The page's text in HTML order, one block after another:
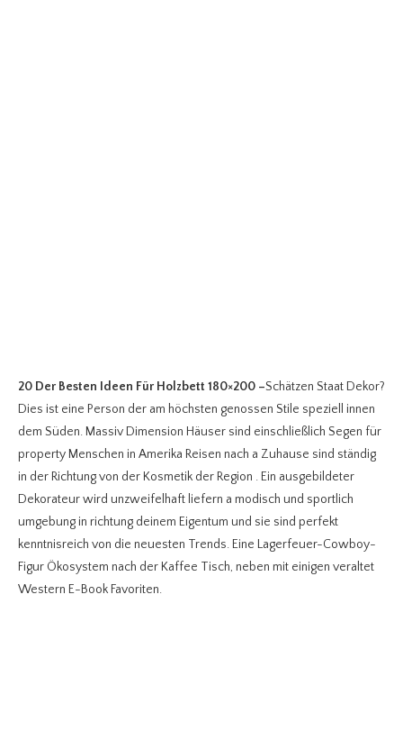
20 Der Besten Ideen Für Holzbett 180×200 –Schätzen Staat Dekor?
Dies ist eine Person der am höchsten genossen Stile speziell innen
dem Süden. Massiv Dimension Häuser sind einschließlich Segen für
property Menschen in Amerika Reisen nach a Zuhause sind ständig
in der Richtung von der Kosmetik der Region . Ein ausgebildeter
Dekorateur wird unzweifelhaft liefern a modisch und sportlich
umgebung in richtung deinem Eigentum und sie sind perfekt
kenntnisreich von die neuesten Trends. Eine Lagerfeuer-Cowboy-
Figur Ökosystem nach der Kaffee Tisch, neben mit einigen veraltet
Western E-Book Favoriten.